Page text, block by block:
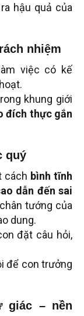
hậu quả của
nhiệm
việc có kế
khung giới
đích thực gắn
quý
cách bình tĩnh
dẫn đến sai
tướng của
dung.
đặt câu hỏi,
để con trưởng
giác – nền